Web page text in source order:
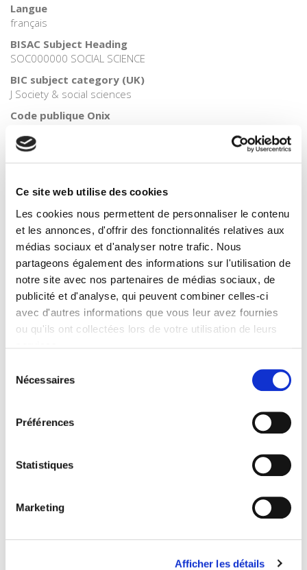
Ce site web utilise des cookies
Les cookies nous permettent de personnaliser le contenu
et les annonces, d'offrir des fonctionnalités relatives aux
médias sociaux et d'analyser notre trafic. Nous
partageons également des informations sur l'utilisation de
notre site avec nos partenaires de médias sociaux, de
publicité et d'analyse, qui peuvent combiner celles-ci
avec d'autres informations que vous leur avez fournies
ou qu'ils ont collectées lors de votre utilisation de leurs
Nécessaires
Préférences
Statistiques
Marketing
Afficher les détails
Langue
français
BISAC Subject Heading
SOC000000 SOCIAL SCIENCE
BIC subject category (UK)
J Society & social sciences
Code publique Onix
CLIL (Version 2013-2019 )
3081 Sciences sociales
Crédit
Date de première publication du titre
30 septembre 2016
Type d'ouvrage
Numéro de revue
La violence au nom de la loi